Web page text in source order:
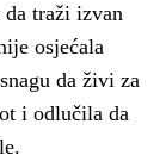
traži izvan
osjećala
da živi za
i odlučila da